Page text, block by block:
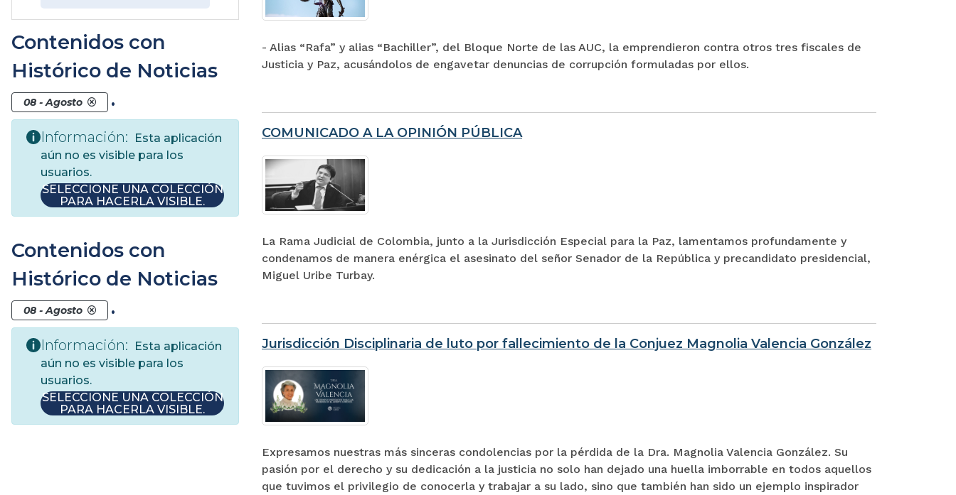
Contenidos con
Histórico de Noticias
08 - Agosto .
Información:
Esta aplicación
aún no es visible para los
usuarios.
SELECCIONE UNA COLECCIÓN
PARA HACERLA VISIBLE.
Contenidos con
Histórico de Noticias
08 - Agosto .
Información:
Esta aplicación
aún no es visible para los
usuarios.
SELECCIONE UNA COLECCIÓN
PARA HACERLA VISIBLE.
- Alias “Rafa” y alias “Bachiller”, del Bloque Norte de las AUC, la emprendieron contra otros tres fiscales de
Justicia y Paz, acusándolos de engavetar denuncias de corrupción formuladas por ellos.
COMUNICADO A LA OPINIÓN PÚBLICA
La Rama Judicial de Colombia, junto a la Jurisdicción Especial para la Paz, lamentamos profundamente y
condenamos de manera enérgica el asesinato del señor Senador de la República y precandidato presidencial,
Miguel Uribe Turbay.
Jurisdicción Disciplinaria de luto por fallecimiento de la Conjuez Magnolia Valencia González
Expresamos nuestras más sinceras condolencias por la pérdida de la Dra. Magnolia Valencia González. Su
pasión por el derecho y su dedicación a la justicia no solo han dejado una huella imborrable en todos aquellos
que tuvimos el privilegio de conocerla y trabajar a su lado, sino que también han sido un ejemplo inspirador